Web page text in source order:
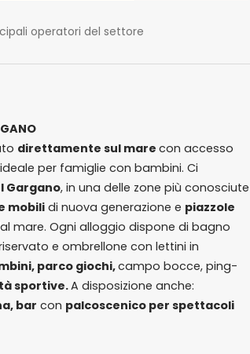
operatori del settore
direttamente sul mare con accesso
per famiglie con bambini. Ci
Gargano, in una delle zone più conosciute
mobilidi nuova generazione e piazzole
mare. Ogni alloggio dispone di bagno
e ombrellone con lettini in
parco giochi,campo bocce, ping-
sportive.A disposizione anche:
bar con palcoscenico per spettacoli